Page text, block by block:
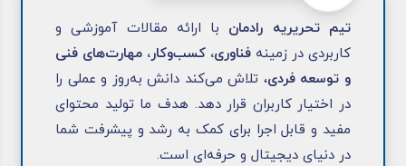
تیم تحریریه رادمان با ارائه مقالات آموزشی و
کاربردی در زمینه فناوری، کسب‌وکار، مهارت‌های فنی
و توسعه فردی، تلاش می‌کند دانش به‌روز و عملی را
در اختیار کاربران قرار دهد. هدف ما تولید محتوای
مفید و قابل اجرا برای کمک به رشد و پیشرفت شما
در دنیای دیجیتال و حرفه‌ای است.